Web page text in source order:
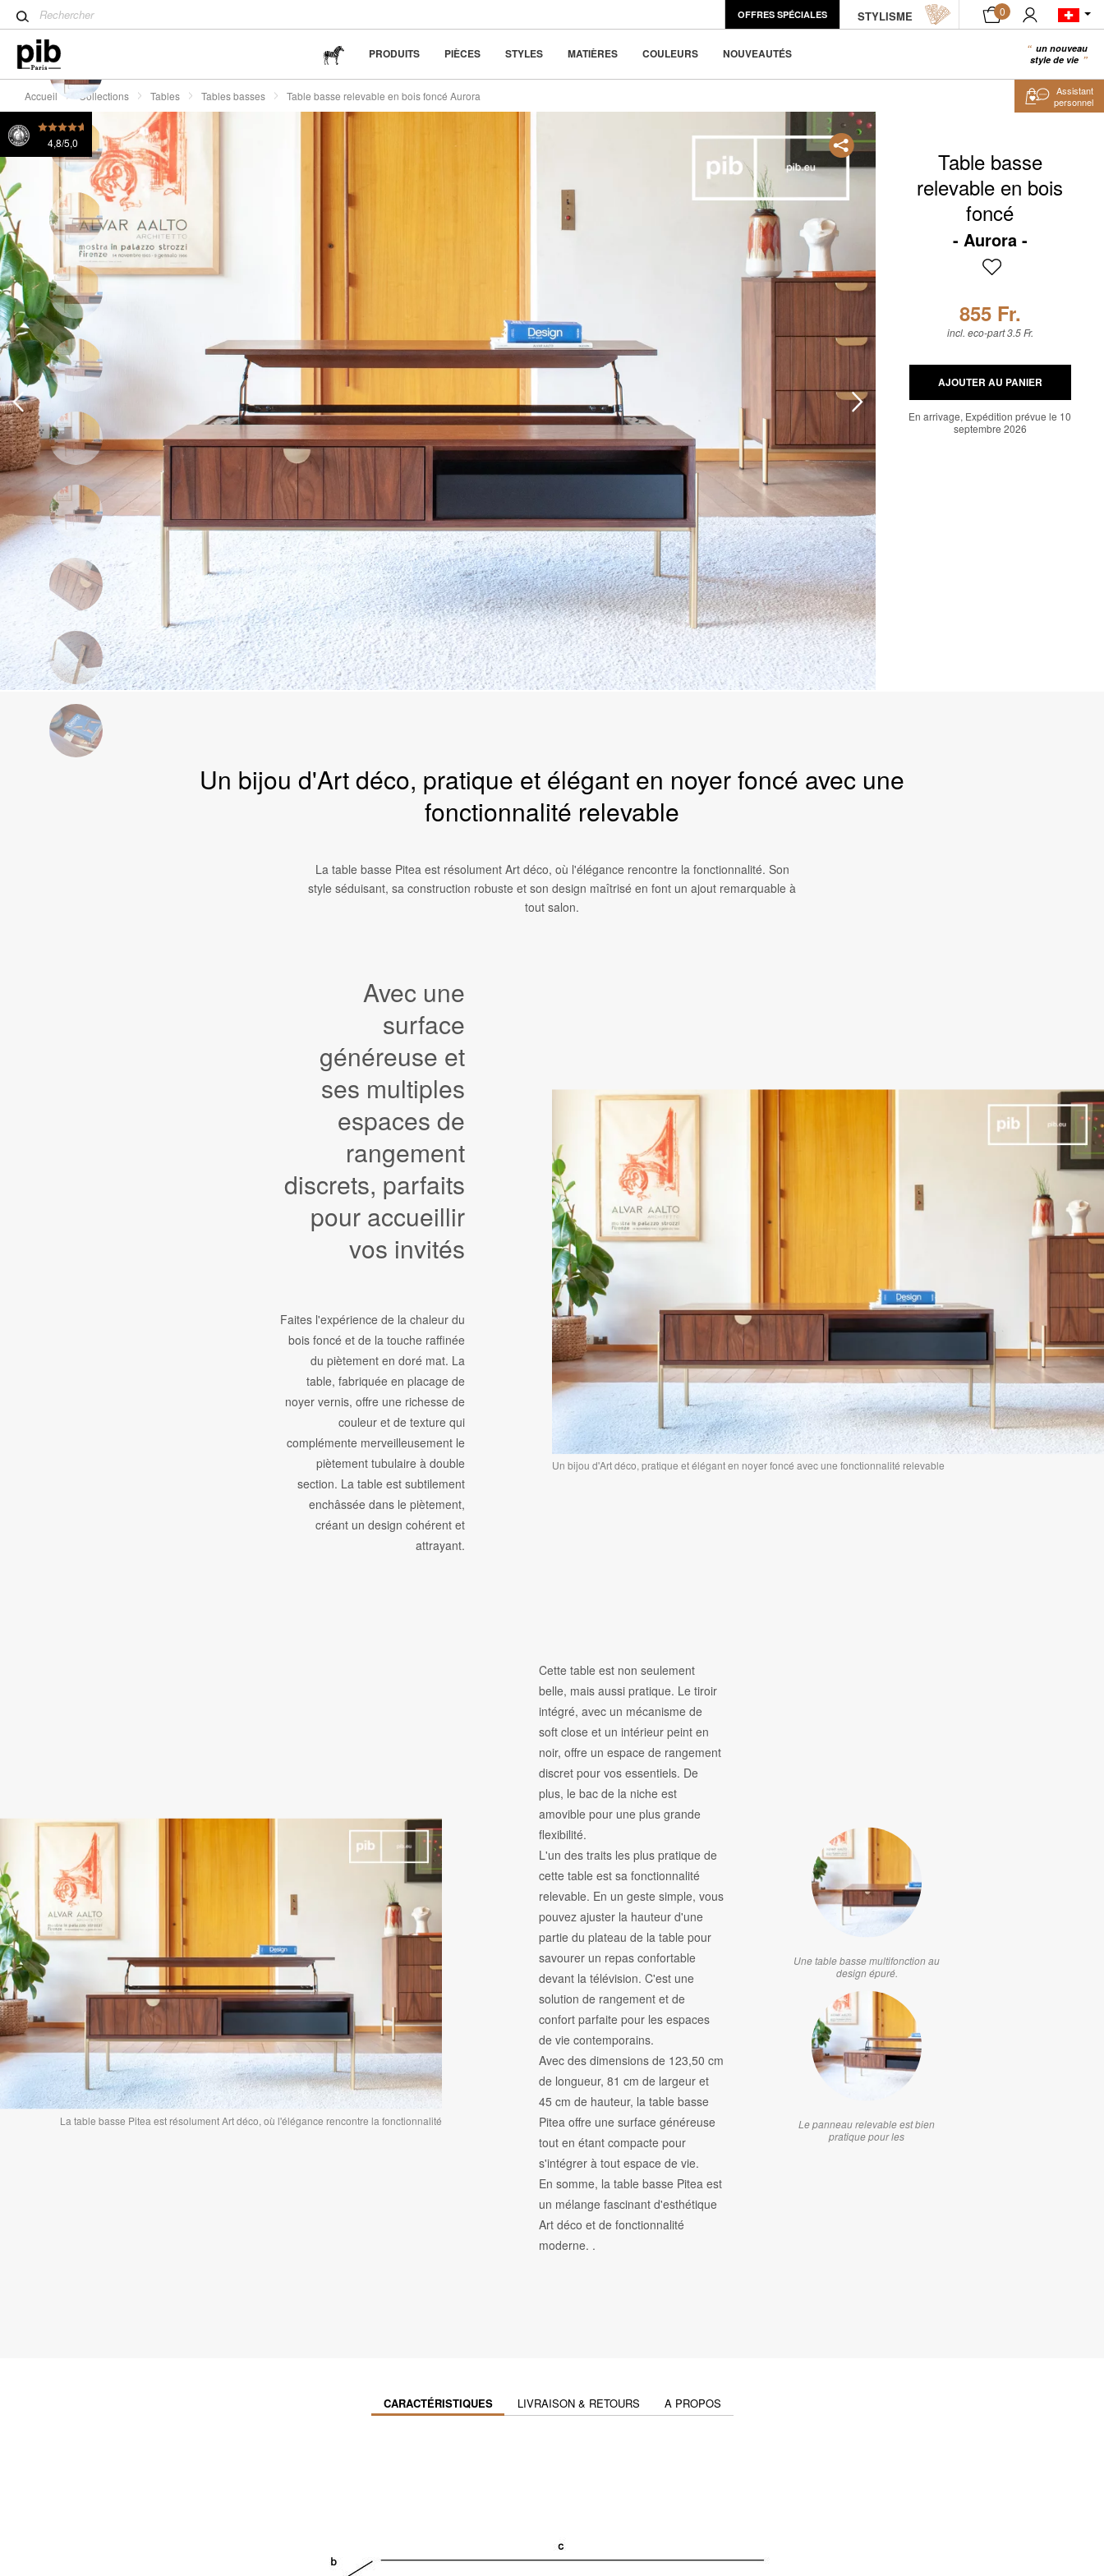
OFFRES SPÉCIALES STYLISME 0
Wabi-Sabi : L'art de trouver la beauté dans la
PRODUITS PIÈCES STYLES MATIÈRES COULEURS NOUVEAUTÉS
un nouveau
style de vie
Table basse relevable en bois foncé Aurora AJOUTER AU PANIER
Accueil Collections Tables Tables basses Table basse relevable en bois foncé Aurora
Table basse
relevable en bois
foncé
Aurora
855 Fr.
incl. eco-part 3.5 Fr.
AJOUTER AU PANIER
En arrivage, Expédition prévue le 10
septembre 2026
Un bijou d'Art déco, pratique et élégant en noyer foncé avec une
fonctionnalité relevable
La table basse Pitea est résolument Art déco, où l'élégance rencontre la fonctionnalité. Son
style séduisant, sa construction robuste et son design maîtrisé en font un ajout remarquable à
tout salon.
Un bijou d'Art déco, pratique et élégant en noyer foncé avec une fonctionnalité relevable
Avec une
surface
généreuse et
ses multiples
espaces de
rangement
discrets, parfaits
pour accueillir
vos invités
Faites l'expérience de la chaleur du
bois foncé et de la touche raffinée
du piètement en doré mat. La
table, fabriquée en placage de
noyer vernis, offre une richesse de
couleur et de texture qui
complémente merveilleusement le
piètement tubulaire à double
section. La table est subtilement
enchâssée dans le piètement,
créant un design cohérent et
attrayant.
La table basse Pitea est résolument Art déco, où l'élégance rencontre la fonctionnalité
Cette table est non seulement
belle, mais aussi pratique. Le tiroir
intégré, avec un mécanisme de
soft close et un intérieur peint en
noir, offre un espace de rangement
discret pour vos essentiels. De
plus, le bac de la niche est
amovible pour une plus grande
flexibilité.
L'un des traits les plus pratique de
cette table est sa fonctionnalité
relevable. En un geste simple, vous
pouvez ajuster la hauteur d'une
partie du plateau de la table pour
savourer un repas confortable
devant la télévision. C'est une
solution de rangement et de
confort parfaite pour les espaces
de vie contemporains.
Avec des dimensions de 123,50 cm
de longueur, 81 cm de largeur et
45 cm de hauteur, la table basse
Pitea offre une surface généreuse
tout en étant compacte pour
s'intégrer à tout espace de vie.
En somme, la table basse Pitea est
un mélange fascinant d'esthétique
Art déco et de fonctionnalité
moderne. .
Une table basse multifonction au
design épuré.
Le panneau relevable est bien
pratique pour les
CARACTÉRISTIQUES LIVRAISON & RETOURS A PROPOS
4,8/5,0
Assistant
personnel